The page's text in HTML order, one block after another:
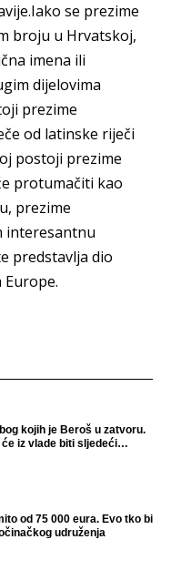
se prezime
broju u Hrvatskoj,
imena ili
dijelovima
prezime
od latinske riječi
postoji prezime
protumačiti kao
prezime
interesantnu
predstavlja dio
kojih je Beroš u zatvoru.
iz vlade biti sljedeći
od 75 000 eura. Evo tko bi
udruženja